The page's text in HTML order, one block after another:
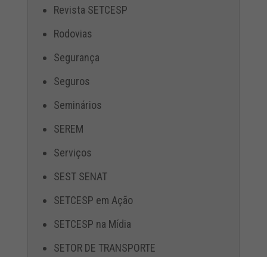
Revista SETCESP
Rodovias
Segurança
Seguros
Seminários
SEREM
Serviços
SEST SENAT
SETCESP em Ação
SETCESP na Mídia
SETOR DE TRANSPORTE